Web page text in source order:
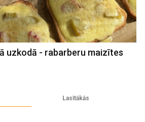
uzkodā - rabarberu maizītes
Lasītākās